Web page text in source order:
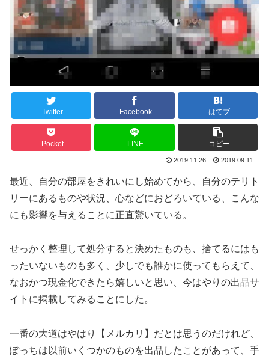
Twitter Facebook はてブ
Pocket LINE コピー
2019.11.26 2019.09.11
最近、自分の部屋をきれいにし始めてから、自分のテリト
リーにあるものや状況、心などにおどろいている、こんな
にも影響を与えることに正直驚いている。
せっかく整理して処分すると決めたものも、捨てるにはも
ったいないものも多く、少しでも誰かに使ってもらえて、
なおかつ現金化できたら嬉しいと思い、今はやりの出品サ
イトに掲載してみることにした。
一番の大道はやはり【メルカリ】だとは思うのだけれど、
ぽっちは以前いくつかのものを出品したことがあって、手